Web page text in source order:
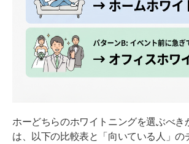
ホーどちらのホワイトニングを選ぶべき
は、以下の比較表と「向いている人」の